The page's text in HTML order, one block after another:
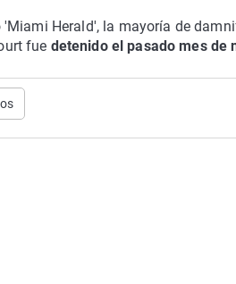
Herald', la mayoría de
fue detenido el pasado mes de